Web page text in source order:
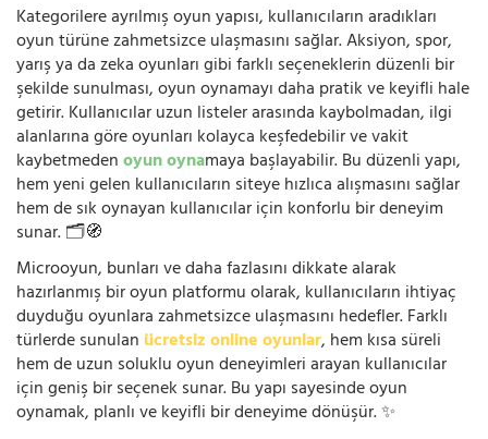
Kategorilere ayrılmış oyun yapısı, kullanıcıların aradıkları
oyun türüne zahmetsizce ulaşmasını sağlar. Aksiyon, spor,
yarış ya da zeka oyunları gibi farklı seçeneklerin düzenli bir
şekilde sunulması, oyun oynamayı daha pratik ve keyifli hale
getirir. Kullanıcılar uzun listeler arasında kaybolmadan, ilgi
alanlarına göre oyunları kolayca keşfedebilir ve vakit
kaybetmedenoyun oynamaya başlayabilir. Bu düzenli yapı,
hem yeni gelen kullanıcıların siteye hızlıca alışmasını sağlar
hem de sık oynayan kullanıcılar için konforlu bir deneyim
sunar. 🗂️🧭
Microoyun, bunları ve daha fazlasını dikkate alarak
hazırlanmış bir oyun platformu olarak, kullanıcıların ihtiyaç
duyduğu oyunlara zahmetsizce ulaşmasını hedefler. Farklı
türlerde sunulan ücretsiz online oyunlar, hem kısa süreli
hem de uzun soluklu oyun deneyimleri arayan kullanıcılar
için geniş bir seçenek sunar. Bu yapı sayesinde oyun
oynamak, planlı ve keyifli bir deneyime dönüşür. ✨